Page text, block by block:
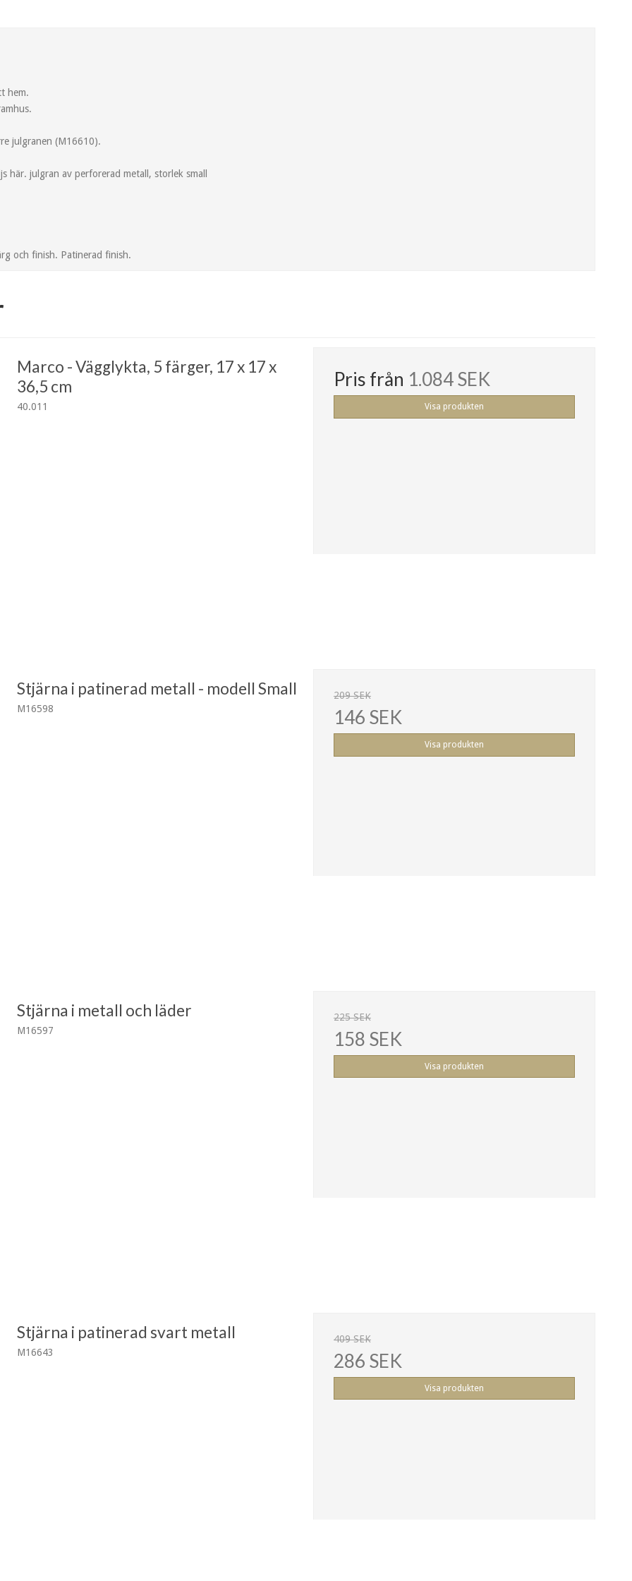
hem.
julgranen (M16610).
här. julgran av perforerad metall, storlek small
och finish. Patinerad finish.
Marco - Vägglykta, 5 färger, 17 x 17 x
36,5 cm
40.011
Pris från 1.084 SEK
Visa produkten
Stjärna i patinerad metall - modell Small
M16598
209 SEK
146 SEK
Visa produkten
Stjärna i metall och läder
M16597
225 SEK
158 SEK
Visa produkten
Stjärna i patinerad svart metall
M16643
409 SEK
286 SEK
Visa produkten